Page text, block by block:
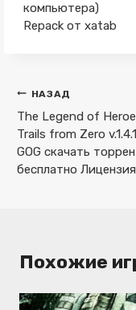
компьютера)
Repack от xatab
Навигация
по
записям
НАЗАД
The Legend of
Trails from Zero
GOG скачать
бесплатно Лицензия
Похожие